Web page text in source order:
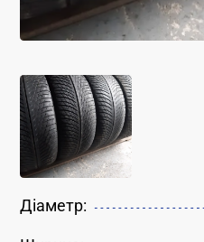
Діаметр: